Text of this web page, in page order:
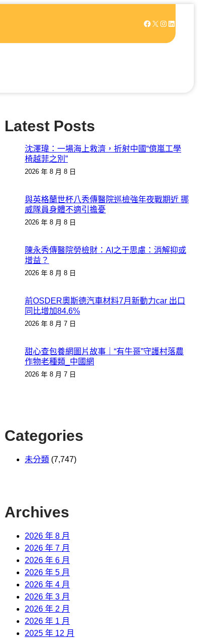
Facebook X Instagram LinkedIn
Latest Posts
沈澤瑋：一場海上救濟，折射中國“億嵐工學
椅越菲之別”
2026 年 8 月 8 日
與英格蘭世杯八秀傳醫院巡檢強年夜戰期近 挪
威隊員身體不適引擔憂
2026 年 8 月 8 日
陳永秀傳醫院勞檢財：AI之于思慮：消解抑或
增益？
2026 年 8 月 8 日
前OSDER奧斯德汽車材料7月新動力car 出口
同比增加84.6%
2026 年 8 月 7 日
甜心查包養網圖片故事｜“有牛哥”守護村落農
作物老種類_中國網
2026 年 8 月 7 日
Categories
未分類 (7,747)
Archives
2026 年 8 月
2026 年 7 月
2026 年 6 月
2026 年 5 月
2026 年 4 月
2026 年 3 月
2026 年 2 月
2026 年 1 月
2025 年 12 月